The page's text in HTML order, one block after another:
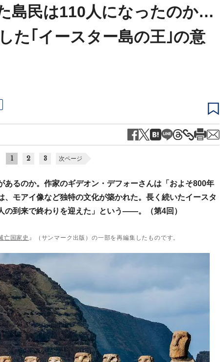
島民は110人になったのか…
た｢イースター島の王｣の意
1 2 3 次ページ
あるのか。作家のギデオン・デフォーさんは「およそ800年
、モアイ像など独特の文化が築かれた。長く続いたイースタ
の到来で終わりを迎えた」という――。（第4回）
亡国家史 』（サンマーク出版）の一部を再編集したものです。